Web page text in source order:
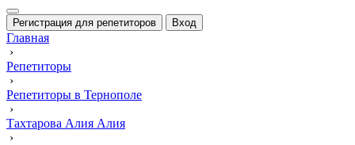
Регистрация для репетиторов Вход
Главная
›
Репетиторы
›
Репетиторы в Тернополе
›
Тахтарова Алия Алия
›